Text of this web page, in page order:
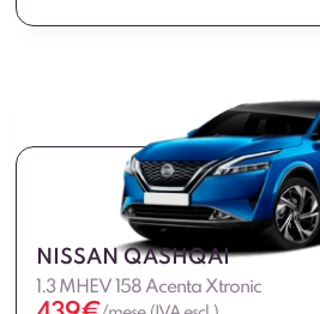
NISSAN QASHQAI
1.3 MHEV 158 Acenta Xtronic